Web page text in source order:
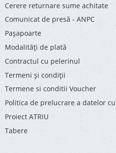
Cerere returnare sume achitate
Comunicat de presă - ANPC
Pașapoarte
Modalități de plată
Contractul cu pelerinul
Termeni și condiții
Termene si conditii Voucher
Politica de prelucrare a datelor
Proiect ATRIU
Tabere